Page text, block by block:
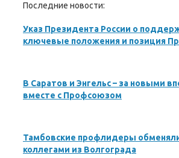
Последние новости:
Указ Президента России о
ключевые положения и позиция
В Саратов и Энгельс – за новыми
вместе с Профсоюзом
Тамбовские профлидеры
коллегами из Волгограда